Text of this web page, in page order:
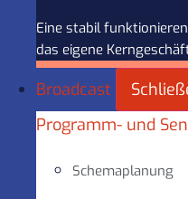
Eine stabil
das eigene
Broadcast
Programm- und
Schemaplanung